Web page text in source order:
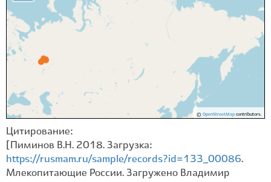
© OpenStreetMapcontributors.
Цитирование:
[Пиминов В.Н. 2018. Загрузка:
https://rusmam.ru/sample/records?id=133_00086.
Млекопитающие России. Загружено Владимир